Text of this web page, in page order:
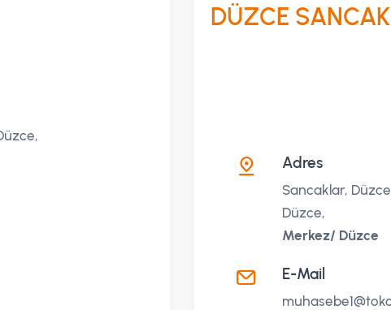
DÜZCE
Adres
Sancaklar,
Düzce,
Merkez/ Düzce
E-Mail